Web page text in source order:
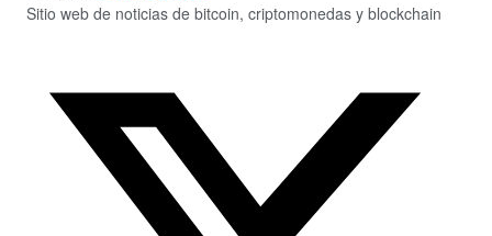
Sitio web de noticias de bitcoin, criptomonedas y blockchain